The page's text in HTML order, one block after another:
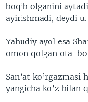
boqib olganini
ayirishmadi, deydi u.
Yahudiy ayol esa
omon qolgan ota-
San’at
yangicha ko’z bilan